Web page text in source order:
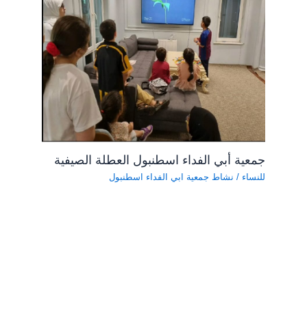
جمعية أبي الفداء اسطنبول العطلة الصيفية
للنساء / نشاط جمعية ابي الفداء اسطنبول